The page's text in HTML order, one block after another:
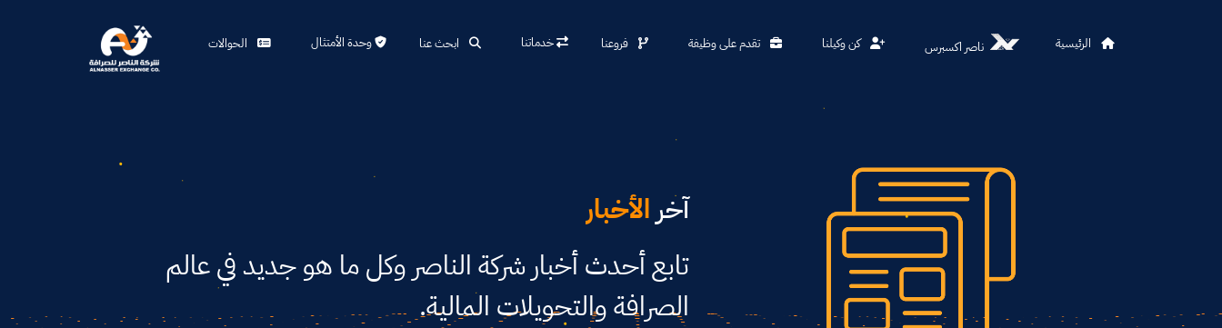
الرئيسية ناصر اكسبرس كن وكيلنا تقدم على وظيفة فروعنا خدماتنا ابحث عنا وحدة الأمتثال الحوالات
آخر الأخبار
تابع أحدث أخبار شركة الناصر وكل ما هو جديد في عالم
الصرافة والتحويلات المالية.